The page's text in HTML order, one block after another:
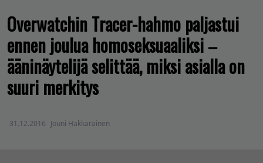
Overwatchin Tracer-hahmo paljastui
ennen joulua homoseksuaaliksi –
ääninäytelijä selittää, miksi asialla on
suuri merkitys
31.12.2016 Jouni Hakkarainen